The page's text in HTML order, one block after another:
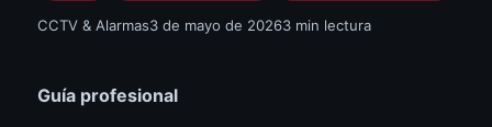
CCTV & Alarmas3 de mayo de 20263 min lectura
Guía profesional